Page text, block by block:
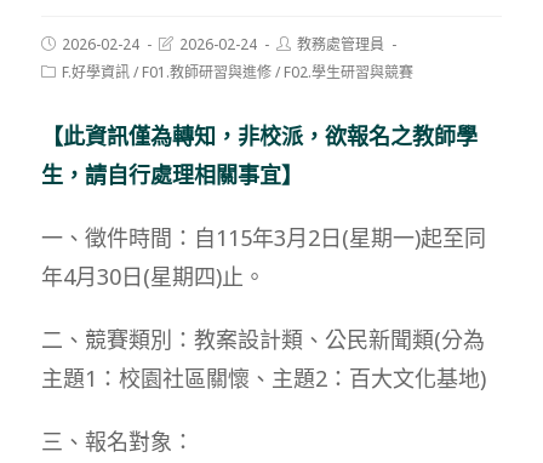
Post
published:
2026-02-24
Post
last
modified:
2026-02-24
Post
author:
教務處管理員
PostF.好學資訊/ F01.教師研習與進修/ F02.學生研習與競賽
【此資訊僅為轉知，非校派，欲報名之教師學
生，請自行處理相關事宜】
一、徵件時間：自115年3月2日(星期一)起至同
年4月30日(星期四)止。
二、競賽類別：教案設計類、公民新聞類(分為
主題1：校園社區關懷、主題2：百大文化基地)
三、報名對象：